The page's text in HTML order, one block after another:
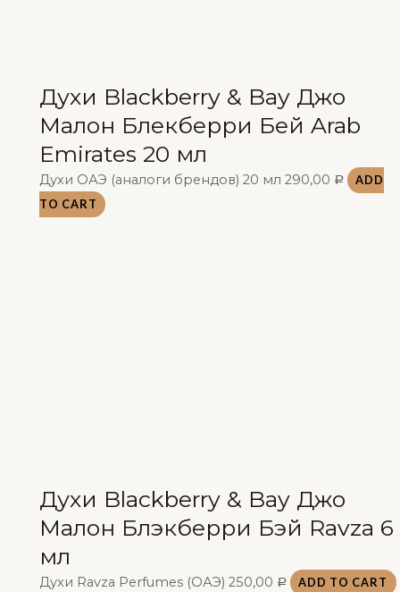
Духи Blackberry & Bay Джо
Малон Блекберри Бей Arab
Emirates 20 мл
Духи ОАЭ (аналоги брендов) 20 мл 290,00 Р
ADD
TO CART
Духи Blackberry & Bay Джо
Малон Блэкберри Бэй Ravza 6
мл
Духи Ravza Perfumes (ОАЭ) 250,00 Р ADD TO CART